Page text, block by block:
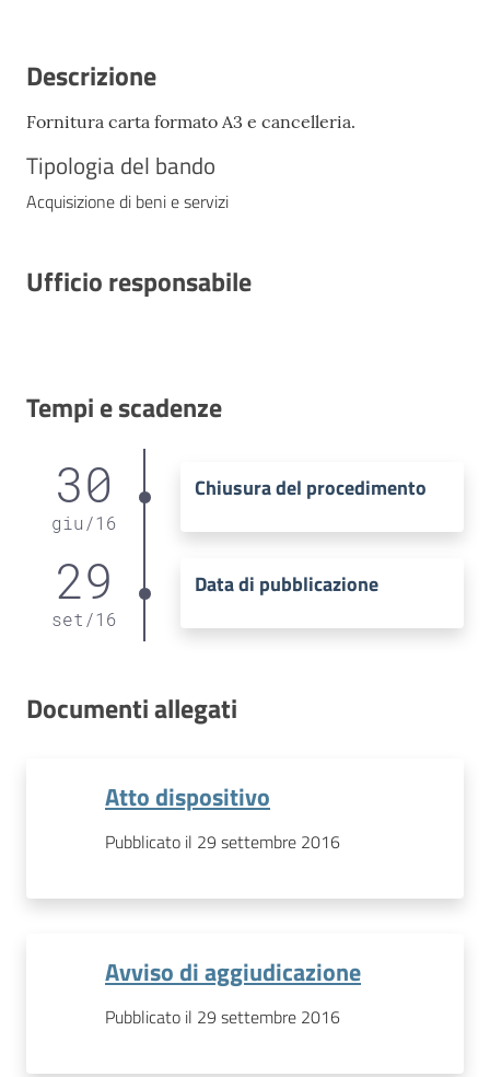
Descrizione
Fornitura carta formato A3 e cancelleria.
Tipologia del bando
Acquisizione di beni e servizi
Ufficio responsabile
Tempi e scadenze
30
giu /16
Chiusura del procedimento
29
set /16
Data di pubblicazione
Documenti allegati
Atto dispositivo
Pubblicato il 29 settembre 2016
Avviso di aggiudicazione
Pubblicato il 29 settembre 2016